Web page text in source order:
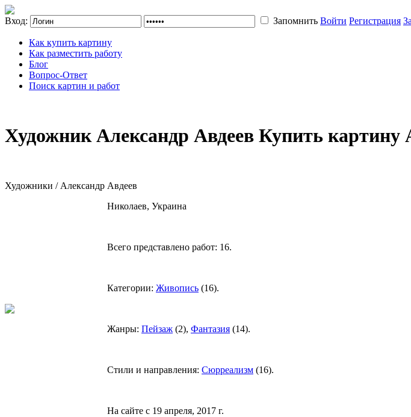
Вход: Запомнить Войти Регистрация
Как купить картину
Как разместить работу
Блог
Вопрос-Ответ
Поиск картин и работ
Художник Александр Авдеев Купить картину
Художники / Александр Авдеев
Николаев, Украина
Всего представлено работ: 16.
Категории: Живопись (16).
Жанры: Пейзаж (2), Фантазия (14).
Стили и направления: Сюрреализм (16).
На сайте с 19 апреля, 2017 г.